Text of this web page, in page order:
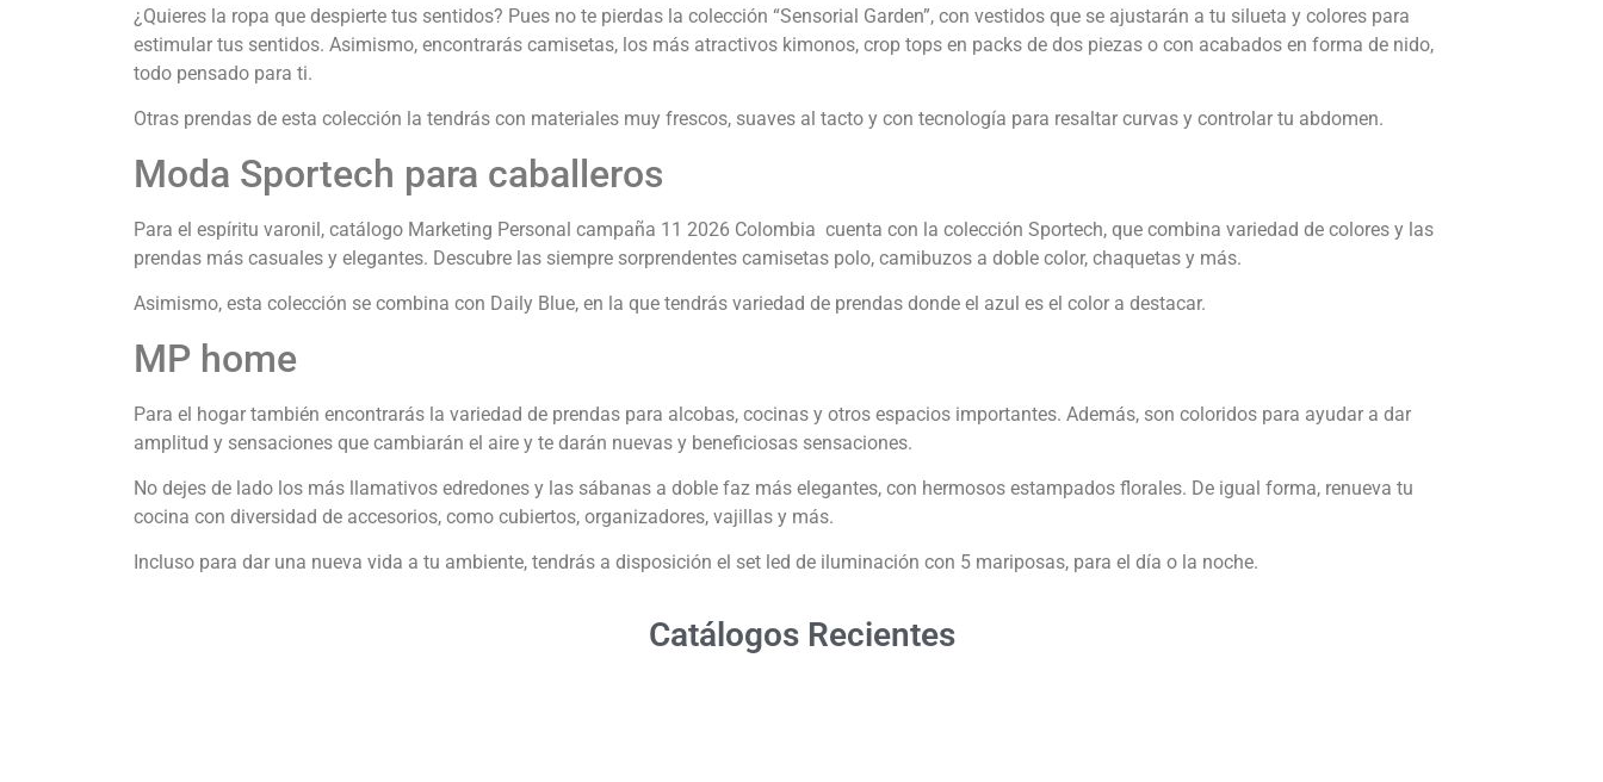
¿Quieres la ropa que despierte tus sentidos? Pues no te pierdas la colección “Sensorial Garden”, con vestidos que se ajustarán a tu silueta y colores para
estimular tus sentidos. Asimismo, encontrarás camisetas, los más atractivos kimonos, crop tops en packs de dos piezas o con acabados en forma de nido,
todo pensado para ti.
Otras prendas de esta colección la tendrás con materiales muy frescos, suaves al tacto y con tecnología para resaltar curvas y controlar tu abdomen.
Moda Sportech para caballeros
Para el espíritu varonil, catálogo Marketing Personal campaña 11 2026 Colombia cuenta con la colección Sportech, que combina variedad de colores y las
prendas más casuales y elegantes. Descubre las siempre sorprendentes camisetas polo, camibuzos a doble color, chaquetas y más.
Asimismo, esta colección se combina con Daily Blue, en la que tendrás variedad de prendas donde el azul es el color a destacar.
MP home
Para el hogar también encontrarás la variedad de prendas para alcobas, cocinas y otros espacios importantes. Además, son coloridos para ayudar a dar
amplitud y sensaciones que cambiarán el aire y te darán nuevas y beneficiosas sensaciones.
No dejes de lado los más llamativos edredones y las sábanas a doble faz más elegantes, con hermosos estampados florales. De igual forma, renueva tu
cocina con diversidad de accesorios, como cubiertos, organizadores, vajillas y más.
Incluso para dar una nueva vida a tu ambiente, tendrás a disposición el set led de iluminación con 5 mariposas, para el día o la noche.
Catálogos Recientes